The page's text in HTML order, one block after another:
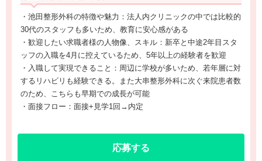
・池田整形外科の特徴や魅力：法人内クリニックの中では比較的
30代のスタッフも多いため、教育に安心感がある
・歓迎したい求職者様の人物像、スキル：新卒と中途2年目スタ
ッフの入職を4月に控えているため、5年以上の経験者を歓迎
・入職して実現できること：周辺に学校が多いため、若年層に対
するリハビリも経験できる。また大串整形外科に次ぐ来院患者数
のため、こちらも早期での成長が可能
・面接フロー：面接+見学1回→内定
応募する